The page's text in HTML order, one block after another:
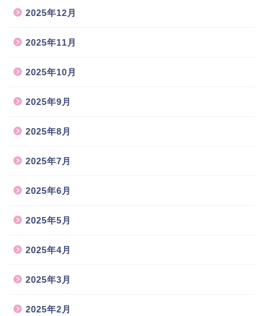
2025年12月
2025年11月
2025年10月
2025年9月
2025年8月
2025年7月
2025年6月
2025年5月
2025年4月
2025年3月
2025年2月